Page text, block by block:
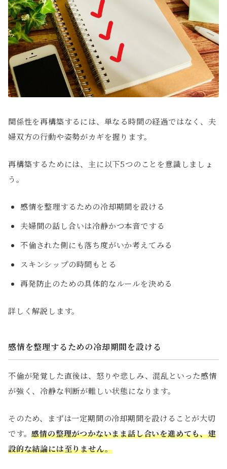
関係性を再構築するには、単なる時間の経過ではなく、夫
婦双方の行動や姿勢がカギを握ります。
再構築するためには、主に以下5つのことを意識しましょ
う。
感情を整理するための冷却期間を設ける
夫婦間の話し合いは冷静かつ本音でする
不倫された側にも落ち度がいか考えてみる
スキンシップの時間もとる
再発防止のための具体的なルールを決める
詳しく解説します。
感情を整理するための冷却期間を設ける
不倫が発覚した直後は、怒りや悲しみ、混乱といった感情
が強く、冷静な判断が難しい状態になります。
そのため、まずは一定期間の冷却期間を設けることが大切
です。感情の整理がつかないまま話し合いを進めても、建
設的な結論には至りません。